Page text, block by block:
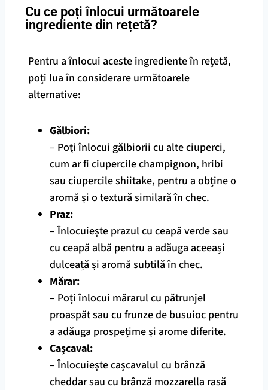
Cu ce poți înlocui următoarele
ingrediente din rețetă?
Pentru a înlocui aceste ingrediente în rețetă,
poți lua în considerare următoarele
alternative:
Gălbiori:
– Poți înlocui gălbiorii cu alte ciuperci,
cum ar fi ciupercile champignon, hribi
sau ciupercile shiitake, pentru a obține o
aromă și o textură similară în chec.
Praz:
– Înlocuiește prazul cu ceapă verde sau
cu ceapă albă pentru a adăuga aceeași
dulceață și aromă subtilă în chec.
Mărar:
– Poți înlocui mărarul cu pătrunjel
proaspăt sau cu frunze de busuioc pentru
a adăuga prospețime și arome diferite.
Cașcaval:
– Înlocuiește cașcavalul cu brânză
cheddar sau cu brânză mozzarella rasă